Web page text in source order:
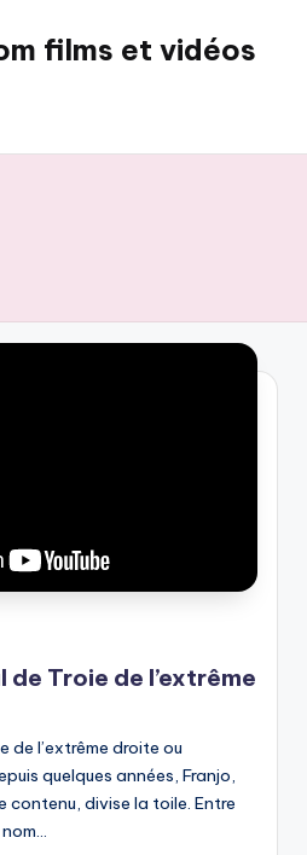
films et vidéos
de Troie de l’extrême
de l’extrême droite ou
quelques années, Franjo,
contenu, divise la toile. Entre